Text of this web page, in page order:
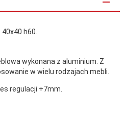
h60.
wykonana z aluminium. Z
w wielu rodzajach mebli.
regulacji +7mm.